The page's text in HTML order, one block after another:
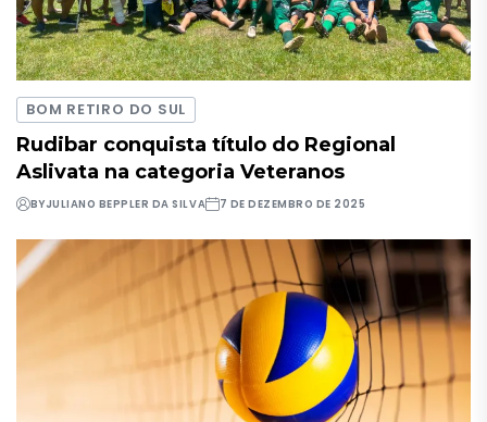
BOM RETIRO DO SUL
Rudibar conquista título do Regional
Aslivata na categoria Veteranos
BYJULIANO BEPPLER DA SILVA 7 DE DEZEMBRO DE 2025